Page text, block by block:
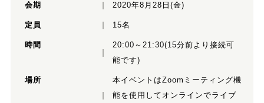
会期 2020年8月28日(金)
定員 15名
時間
20:00～21:30(15分前より接続可
能です)
場所
本イベントはZoomミーティング機
能を使用してオンラインでライブ